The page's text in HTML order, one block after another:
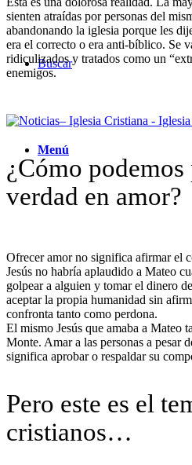
Buscar
Menú
sienten atraídas por personas del
abandonando la iglesia porque les
era el correcto o era anti-bíblico. Se
ridiculizados y tratados como un
enemigos.
¿Cómo
verdad en amor?
Ofrecer amor no significa afirmar el
Jesús no habría aplaudido a Mateo
golpear a alguien y tomar el dinero
aceptar la propia humanidad sin
confronta tanto como perdona.
El mismo Jesús que amaba a Mateo
Monte. Amar a las personas a pesar
significa aprobar o respaldar su
Pero este es el
cristianos…